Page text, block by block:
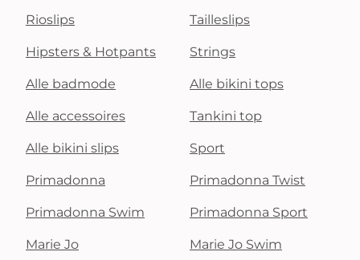
Rioslips Tailleslips
Hipsters & Hotpants Strings
Alle badmode Alle bikini tops
Alle accessoires Tankini top
Alle bikini slips Sport
Primadonna Primadonna Twist
Primadonna Swim Primadonna Sport
Marie Jo Marie Jo Swim